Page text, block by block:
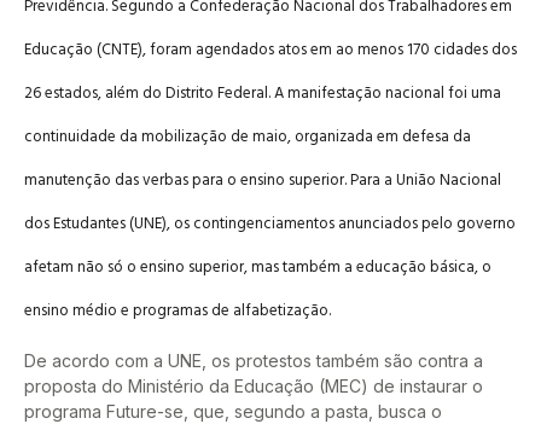
Educação (CNTE), foram agendados atos em ao menos 170 cidades dos
26 estados, além do Distrito Federal. A manifestação nacional foi uma
continuidade da mobilização de maio, organizada em defesa da
manutenção das verbas para o ensino superior. Para a União Nacional
dos Estudantes (UNE), os contingenciamentos anunciados pelo governo
afetam não só o ensino superior, mas também a educação básica, o
ensino médio e programas de alfabetização.
De acordo com a UNE, os protestos também são contra a
proposta do Ministério da Educação (MEC) de instaurar o
programa Future-se, que, segundo a pasta, busca o